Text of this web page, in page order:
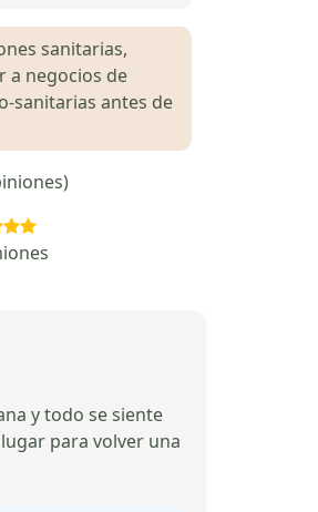
sanitarias,
a negocios de
sanitarias antes de
y todo se siente
para volver una